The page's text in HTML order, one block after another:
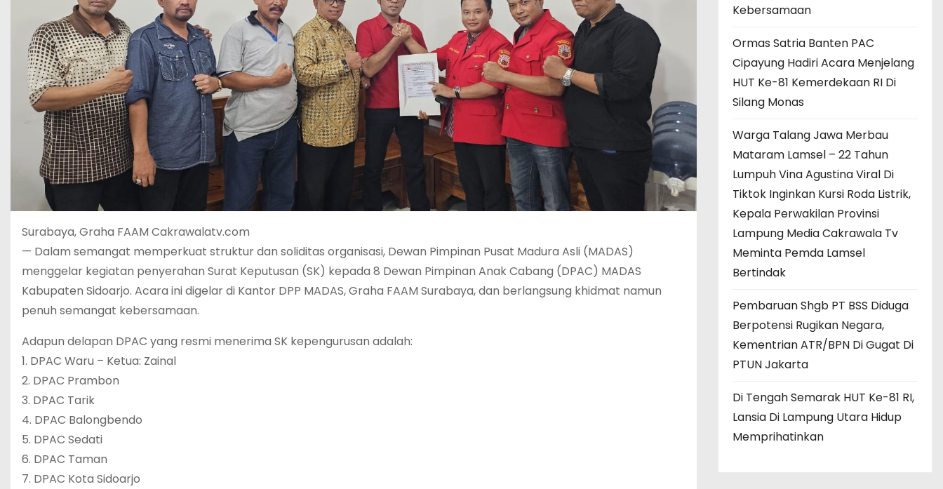
Surabaya, Graha FAAM Cakrawalatv.com
— Dalam semangat memperkuat struktur dan soliditas organisasi, Dewan Pimpinan Pusat Madura Asli (MADAS)
menggelar kegiatan penyerahan Surat Keputusan (SK) kepada 8 Dewan Pimpinan Anak Cabang (DPAC) MADAS
Kabupaten Sidoarjo. Acara ini digelar di Kantor DPP MADAS, Graha FAAM Surabaya, dan berlangsung khidmat namun
penuh semangat kebersamaan.
Adapun delapan DPAC yang resmi menerima SK kepengurusan adalah:
1. DPAC Waru – Ketua: Zainal
2. DPAC Prambon
3. DPAC Tarik
4. DPAC Balongbendo
5. DPAC Sedati
6. DPAC Taman
7. DPAC Kota Sidoarjo
Kebersamaan
Ormas Satria Banten PAC
Cipayung Hadiri Acara Menjelang
HUT Ke-81 Kemerdekaan RI Di
Silang Monas
Warga Talang Jawa Merbau
Mataram Lamsel – 22 Tahun
Lumpuh Vina Agustina Viral Di
Tiktok Inginkan Kursi Roda Listrik,
Kepala Perwakilan Provinsi
Lampung Media Cakrawala Tv
Meminta Pemda Lamsel
Bertindak
Pembaruan Shgb PT BSS Diduga
Berpotensi Rugikan Negara,
Kementrian ATR/BPN Di Gugat Di
PTUN Jakarta
Di Tengah Semarak HUT Ke-81 RI,
Lansia Di Lampung Utara Hidup
Memprihatinkan